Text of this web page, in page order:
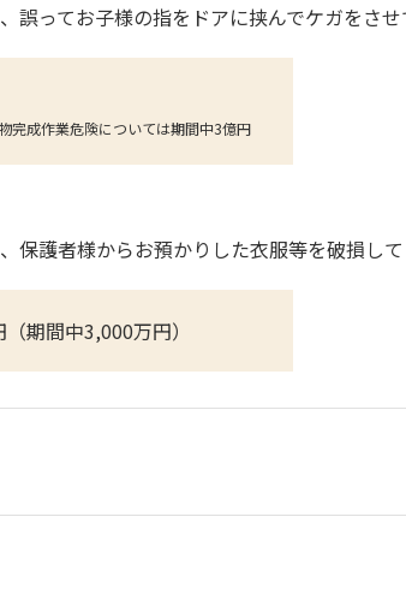
誤ってお子様の指をドアに挟んでケガをさ
完成作業危険については期間中3億円
保護者様からお預かりした衣服等を破損し
期間中3,000万円）